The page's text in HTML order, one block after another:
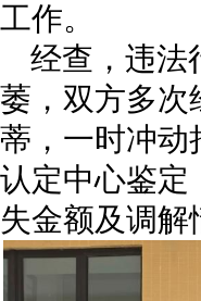
工作。
经查，违法
萎，双方多次
蒂，一时冲动
认定中心鉴定
失金额及调